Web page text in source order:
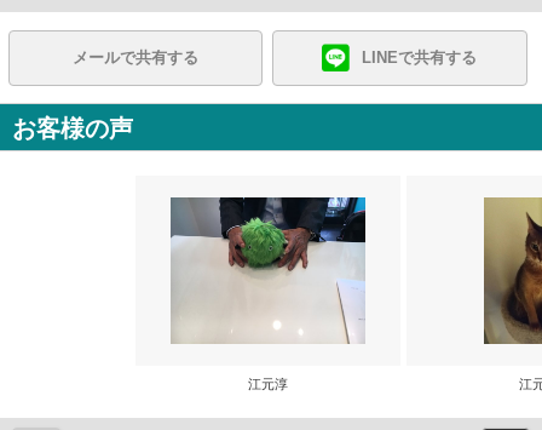
メールで共有する LINEで共有する
お客様の声
江元淳 江